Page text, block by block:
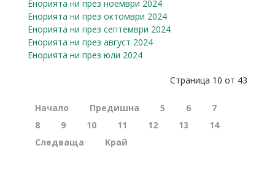
Енорията ни през ноември 2024
Енорията ни през октомври 2024
Енорията ни през септември 2024
Енорията ни през август 2024
Енорията ни през юли 2024
Страница 10 от 43
Начало Предишна 5 6
7
8
9 10 11 12 13
14
Следваща
Край